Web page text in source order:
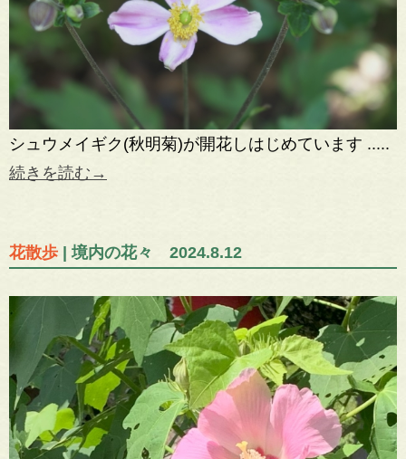
シュウメイギク(秋明菊)が開花しはじめています .....
続きを読む→
花散歩 | 境内の花々 2024.8.12